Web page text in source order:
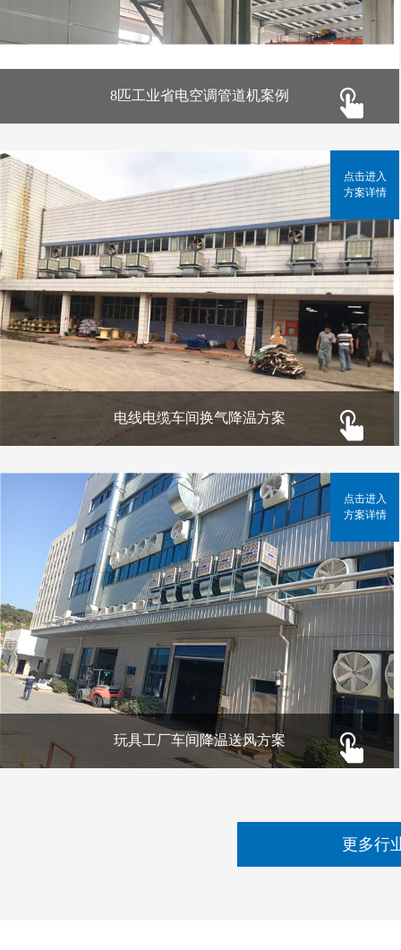
8匹工业省电空调管道机案例
电线电缆车间换气降温方案
点击进入
方案详情
玩具工厂车间降温送风方案
点击进入
方案详情
更多行